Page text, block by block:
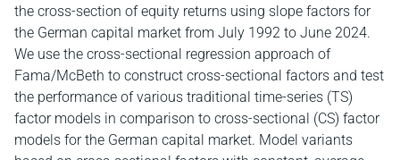
the cross-section of equity returns using slope factors for
the German capital market from July 1992 to June 2024.
We use the cross-sectional regression approach of
Fama/McBeth to construct cross-sectional factors and test
the performance of various traditional time-series (TS)
factor models in comparison to cross-sectional (CS) factor
models for the German capital market. Model variants